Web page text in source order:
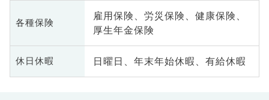
各種保険
雇用保険、労災保険、健康保険、
厚生年金保険
休日休暇 日曜日、年末年始休暇、有給休暇